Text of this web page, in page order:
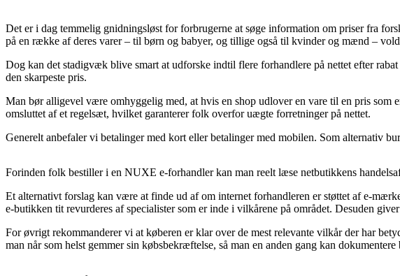
Det er i dag temmelig gnidningsløst for forbrugerne at søge information om priser fra
på en række af deres varer – til børn og babyer, og tillige også til kvinder og mænd –
Dog kan det stadigvæk blive smart at udforske indtil flere forhandlere på nettet efter
den skarpeste pris.
Man bør alligevel være omhyggelig med, at hvis en shop udlover en vare til en pris
omsluttet af et regelsæt, hvilket garanterer folk overfor uægte forretninger på nettet.
Generelt anbefaler vi betalinger med kort eller betalinger med mobilen. Som alternativ
Forinden folk bestiller i en NUXE e-forhandler kan man reelt læse netbutikkens
Et alternativt forslag kan være at finde ud af om internet forhandleren er støttet af e-
e-butikken tit revurderes af specialister som er inde i vilkårene på området. Desuden
For øvrigt rekommanderer vi at køberen er klar over de mest relevante vilkår der har
man når som helst gemmer sin købsbekræftelse, så man en anden gang kan